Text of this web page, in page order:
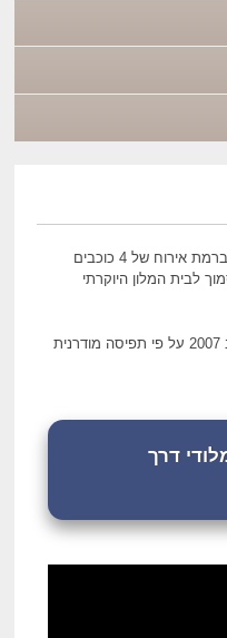
הינו מלון ברמת אירוח של 4 כוכבים
לבית המלון היוקרתי
מלודי הינו מלון מחודש שעוצב ונבנה ב 2007 על פי תפיסה מודרנית
דרך